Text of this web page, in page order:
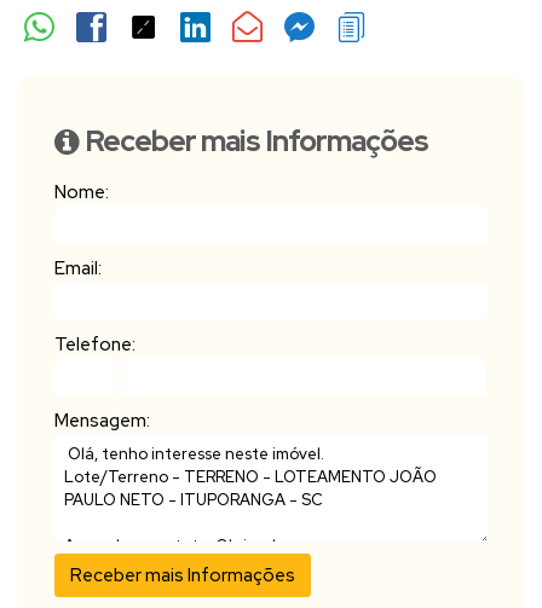
Receber mais Informações
Nome:
Email:
Telefone:
Mensagem: